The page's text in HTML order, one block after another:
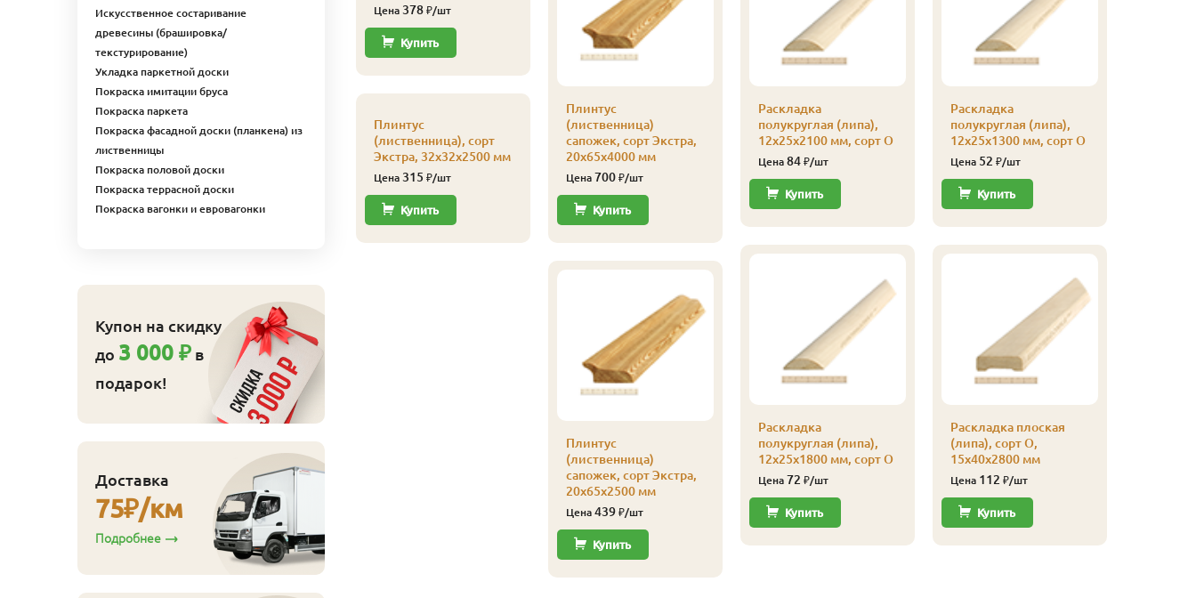
№ 5 100 шт/
Кляймер № 4
усиленный 150 шт/уп
Цена 378₽/шт
Купить
Плинтус
(лиственница), сорт
Экстра, 32х32х2500 мм
Цена 315 ₽/шт
Купить
Плинтус
(лиственница)
сапожек, сорт Экстра,
20х65х4000 мм
Цена 700₽/шт
Купить
Плинтус
(лиственница)
сапожек, сорт Экстра,
20х65х2500 мм
Цена 439₽/шт
Купить
Раскладка
полукруглая (липа),
12х25х2100 мм, сорт О
Цена 84₽/шт
Купить
Раскладка
полукруглая (липа),
12х25х1800 мм, сорт О
Цена 72 ₽/шт
Купить
Раскладка
полукруглая (липа),
12х25х1300 мм, сорт О
Цена 52 ₽/шт
Купить
Раскладка плоская
(липа), сорт О,
15х40х2800 мм
Цена 112 ₽/шт
Купить
Искусственное состаривание
древесины (брашировка/
текстурирование)
Укладка паркетной доски
Покраска имитации бруса
Покраска паркета
Покраска фасадной доски (планкена) из
лиственницы
Покраска половой доски
Покраска террасной доски
Покраска вагонки и евровагонки
Купон на скидку
до 3 000 ₽ в
подарок!
Доставка
75₽/км
Подробнее